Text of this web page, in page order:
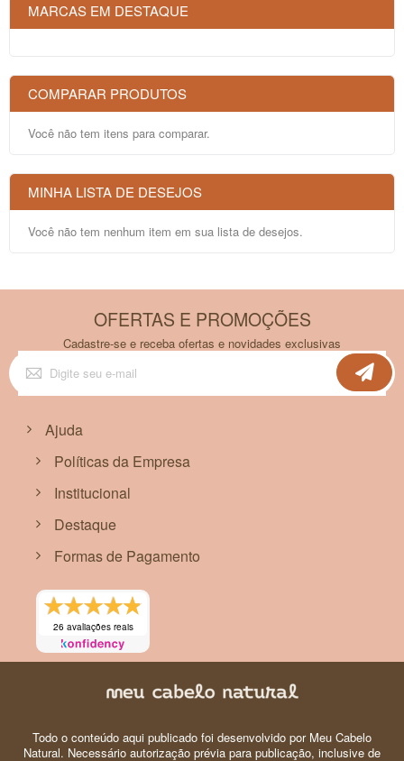
MARCAS EM DESTAQUE
COMPARAR PRODUTOS
Você não tem itens para comparar.
MINHA LISTA DE DESEJOS
Você não tem nenhum item em sua lista de desejos.
OFERTAS E PROMOÇÕES
Cadastre-se e receba ofertas e novidades exclusivas
Inscreva-
se
na
Ajuda
Políticas da Empresa
Institucional
Destaque
Formas de Pagamento
26 avaliações reais
Todo o conteúdo aqui publicado foi desenvolvido por Meu Cabelo
Natural. Necessário autorização prévia para publicação, inclusive de